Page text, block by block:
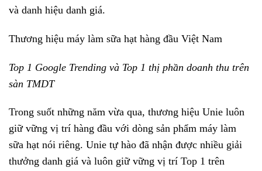
và danh hiệu danh giá.
Thương hiệu máy làm sữa hạt hàng đầu Việt Nam
Top 1 Google Trending và Top 1 thị phần doanh thu trên
sàn TMDT
Trong suốt những năm vừa qua, thương hiệu Unie luôn
giữ vững vị trí hàng đầu với dòng sản phẩm máy làm
sữa hạt nói riêng. Unie tự hào đã nhận được nhiều giải
thưởng danh giá và luôn giữ vững vị trí Top 1 trên